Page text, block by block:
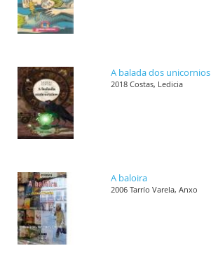
A balada dos unicornios
2018 Costas, Ledicia
A baloira
2006 Tarrío Varela, Anxo